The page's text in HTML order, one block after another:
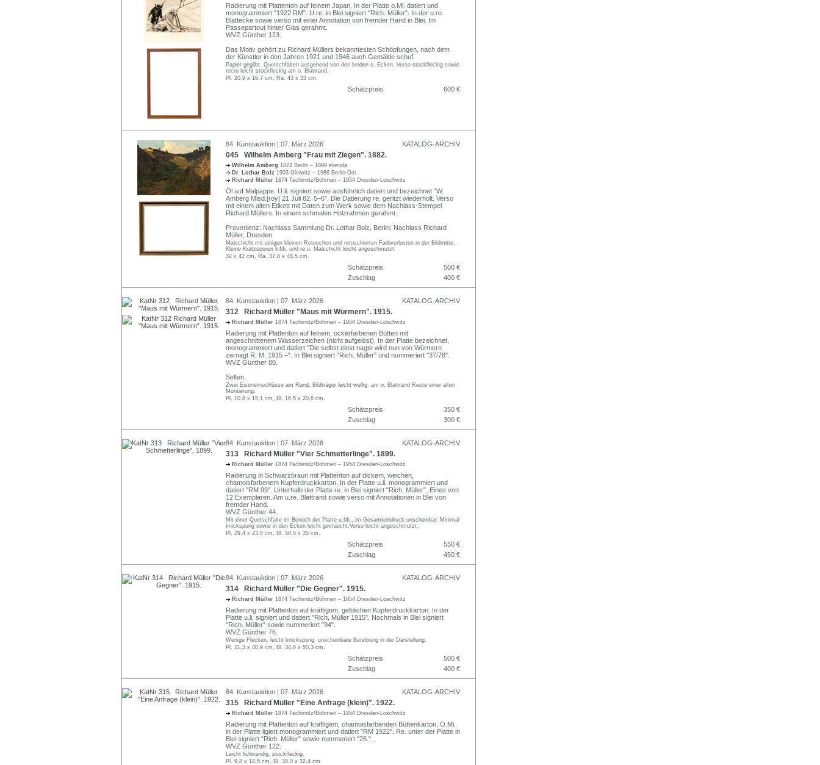
Radierung mit Plattenton auf feinem Japan. In der Platte o.Mi. datiert und
monogrammiert "1922 RM". U.re. in Blei signiert "Rich. Müller". In der u.re.
Blattecke sowie verso mit einer Annotation von fremder Hand in Blei. Im
Passepartout hinter Glas gerahmt.
WVZ Günther 123.
Das Motiv gehört zu Richard Müllers bekanntesten Schöpfungen, nach dem
der Künstler in den Jahren 1921 und 1946 auch Gemälde schuf.
Papier gegilbt. Quetschfalten ausgehend von den beiden o. Ecken. Verso stockfleckig sowie
recto leicht stockfleckig am o. Blattrand.
Pl. 20,9 x 16,7 cm, Ra. 43 x 33 cm.
Schätzpreis 600 €
84. Kunstauktion | 07. März 2026 KATALOG-ARCHIV
045 Wilhelm Amberg "Frau mit Ziegen". 1882.
Wilhelm Amberg 1822 Berlin – 1899 ebenda
Dr. Lothar Bolz 1903 Gleiwitz – 1986 Berlin-Ost
Richard Müller 1874 Tschirnitz/Böhmen – 1954 Dresden-Loschwitz
Öl auf Malpappe. U.li. signiert sowie ausführlich datiert und bezeichnet "W.
Amberg Misd.[roy] 21 Juli 82. 5–6". Die Datierung re. geritzt wiederholt. Verso
mit einem alten Etikett mit Daten zum Werk sowie dem Nachlass-Stempel
Richard Müllers. In einem schmalen Holzrahmen gerahmt.
Provenienz: Nachlass Sammlung Dr. Lothar Bolz, Berlin; Nachlass Richard
Müller, Dresden.
Malschicht mit einigen kleinen Retuschen und retuschierten Farbverlusten in der Bildmitte.
Kleine Kratzspuren li.Mi. und re.u. Malschicht leicht angeschmutzt.
32 x 42 cm, Ra. 37,8 x 48,5 cm.
Schätzpreis
500 €
Zuschlag
400 €
84. Kunstauktion | 07. März 2026 KATALOG-ARCHIV
312 Richard Müller "Maus mit Würmern". 1915.
Richard Müller 1874 Tschirnitz/Böhmen – 1954 Dresden-Loschwitz
Radierung mit Plattenton auf feinem, ockerfarbenen Bütten mit
angeschnittenem Wasserzeichen (nicht aufgelöst). In der Platte bezeichnet,
monogrammiert und datiert "Die selbst einst nagte wird nun von Würmern
zernagt R. M. 1915 –". In Blei signiert "Rich. Müller" und nummeriert "37/78".
WVZ Günther 80.
Selten.
Zwei Eiseneinschlüsse am Rand, Bildträger leicht wellig, am o. Blattrand Reste einer alten
Montierung.
Pl. 10,8 x 15,1 cm, Bl. 16,5 x 20,8 cm.
Schätzpreis
350 €
Zuschlag
300 €
84. Kunstauktion | 07. März 2026 KATALOG-ARCHIV
313 Richard Müller "Vier Schmetterlinge". 1899.
Richard Müller 1874 Tschirnitz/Böhmen – 1954 Dresden-Loschwitz
Radierung in Schwarzbraun mit Plattenton auf dickem, weichen,
chamoisfarbenem Kupferdruckkarton. In der Platte u.li. monogrammiert und
datiert "RM 99". Unterhalb der Platte re. in Blei signiert "Rich. Müller". Eines von
12 Exemplaren. Am u.re. Blattrand sowie verso mit Annotationen in Blei von
fremder Hand.
WVZ Günther 44.
Mit einer Quetschfalte im Bereich der Platte u.Mi., im Gesamteindruck unscheinbar. Minimal
knickspurig sowie in den Ecken leicht gestaucht.Verso leicht angeschmutzt.
Pl. 29,4 x 23,5 cm, Bl. 50,5 x 35 cm.
Schätzpreis
550 €
Zuschlag
450 €
84. Kunstauktion | 07. März 2026 KATALOG-ARCHIV
314 Richard Müller "Die Gegner". 1915.
Richard Müller 1874 Tschirnitz/Böhmen – 1954 Dresden-Loschwitz
Radierung mit Plattenton auf kräftigem, gelblichen Kupferdruckkarton. In der
Platte u.li. signiert und datiert "Rich. Müller 1915". Nochmals in Blei signiert
"Rich. Müller" sowie nummeriert "94".
WVZ Günther 76.
Wenige Flecken, leicht knickspurig, unscheinbare Bereibung in der Darstellung.
Pl. 21,3 x 40,9 cm, Bl. 34,8 x 50,3 cm.
Schätzpreis
500 €
Zuschlag
400 €
84. Kunstauktion | 07. März 2026 KATALOG-ARCHIV
315 Richard Müller "Eine Anfrage (klein)". 1922.
Richard Müller 1874 Tschirnitz/Böhmen – 1954 Dresden-Loschwitz
Radierung mit Plattenton auf kräftigem, chamoisfarbenden Büttenkarton. O.Mi.
in der Platte ligiert monogrammiert und datiert "RM 1922". Re. unter der Platte in
Blei signiert "Rich. Müller" sowie nummeriert "25.".
WVZ Günther 122.
Leicht lichtrandig, stockfleckig.
Pl. 9,8 x 14,5 cm, Bl. 30,0 x 32,4 cm.